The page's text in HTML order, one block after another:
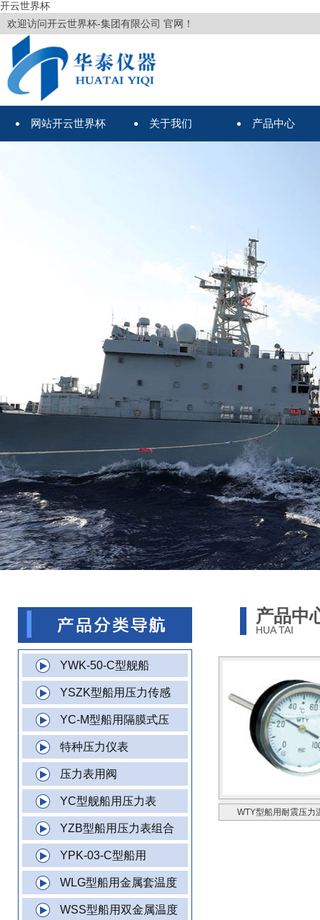
开云世界杯
欢迎访问开云世界杯-集团有限公司 官网！
网站开云世界杯 关于我们 产品中心
YWK-50-C型舰船
YSZK型船用压力传感
YC-M型船用隔膜式压
特种压力仪表
压力表用阀
YC型舰船用压力表
YZB型船用压力表组合
YPK-03-C型船用
WLG型船用金属套温度
WSS型船用双金属温度
产品中
HUA TAI
WTY型船用耐震压力